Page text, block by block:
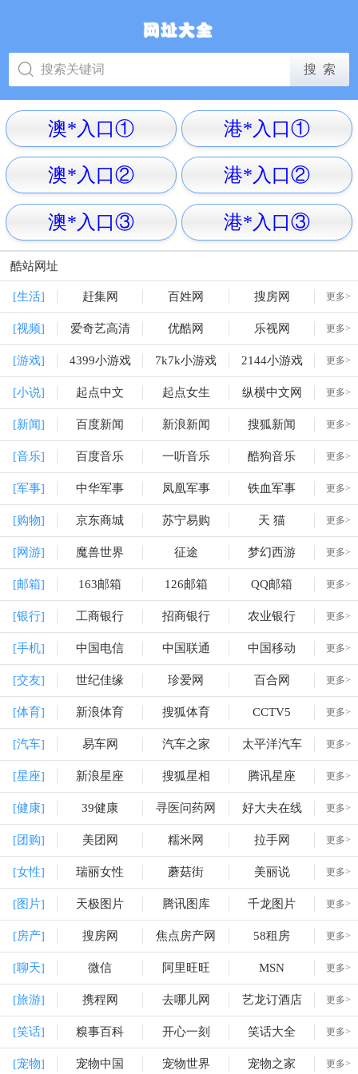
澳*入口① 港*入口①
澳*入口② 港*入口②
澳*入口③ 港*入口③
酷站网址
[生活] 赶集网 百姓网 搜房网 更多>
[视频] 爱奇艺高清 优酷网 乐视网 更多>
[游戏] 4399小游戏 7k7k小游戏 2144小游戏 更多>
[小说] 起点中文 起点女生 纵横中文网 更多>
[新闻] 百度新闻 新浪新闻 搜狐新闻 更多>
[音乐] 百度音乐 一听音乐 酷狗音乐 更多>
[军事] 中华军事 凤凰军事 铁血军事 更多>
[购物] 京东商城 苏宁易购 天 猫 更多>
[网游] 魔兽世界 征途 梦幻西游 更多>
[邮箱] 163邮箱 126邮箱 QQ邮箱 更多>
[银行] 工商银行 招商银行 农业银行 更多>
[手机] 中国电信 中国联通 中国移动 更多>
[交友] 世纪佳缘 珍爱网 百合网 更多>
[体育] 新浪体育 搜狐体育 CCTV5 更多>
[汽车] 易车网 汽车之家 太平洋汽车 更多>
[星座] 新浪星座 搜狐星相 腾讯星座 更多>
[健康] 39健康 寻医问药网 好大夫在线 更多>
[团购] 美团网 糯米网 拉手网 更多>
[女性] 瑞丽女性 蘑菇街 美丽说 更多>
[图片] 天极图片 腾讯图库 千龙图片 更多>
[房产] 搜房网 焦点房产网 58租房 更多>
[聊天] 微信 阿里旺旺 MSN 更多>
[旅游] 携程网 去哪儿网 艺龙订酒店 更多>
[笑话] 糗事百科 开心一刻 笑话大全 更多>
[宠物] 宠物中国 宠物世界 宠物之家 更多>